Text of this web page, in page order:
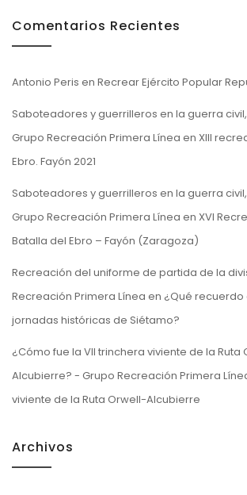
Comentarios Recientes
Antonio Peris en Recrear Ejército Popular
Saboteadores y guerrilleros en la guerra
Grupo Recreación Primera Línea en XIII
Ebro. Fayón 2021
Saboteadores y guerrilleros en la guerra
Grupo Recreación Primera Línea en XVI
Batalla del Ebro – Fayón (Zaragoza)
Recreación del uniforme de partida de la
Recreación Primera Línea en ¿Qué
jornadas históricas de Siétamo?
¿Cómo fue la VII trinchera viviente de la Ruta
Alcubierre? - Grupo Recreación Primera
viviente de la Ruta Orwell-Alcubierre
Archivos